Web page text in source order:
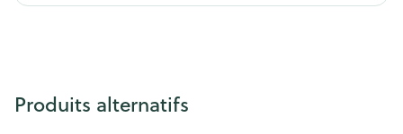
Produits alternatifs